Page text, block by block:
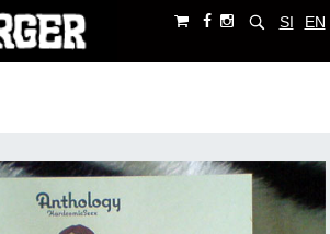
SI EN